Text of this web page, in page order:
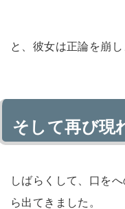
と、彼女は正論を崩し
そして再び
しばらくして、口を
ら出てきました。